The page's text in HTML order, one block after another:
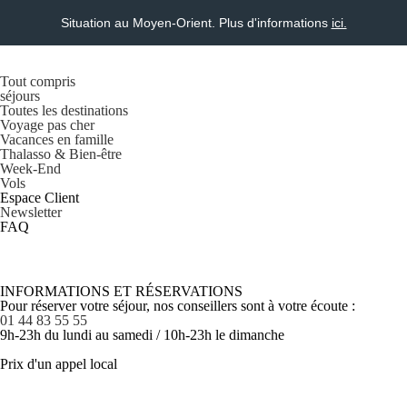
Situation au Moyen-Orient. Plus d'informations ici.
Tout compris
séjours
Toutes les destinations
Voyage pas cher
Vacances en famille
Thalasso & Bien-être
Week-End
Vols
Espace Client
Newsletter
FAQ
INFORMATIONS ET RÉSERVATIONS
Pour réserver votre séjour, nos conseillers sont à votre écoute :
01 44 83 55 55
9h-23h du lundi au samedi / 10h-23h le dimanche
Prix d'un appel local